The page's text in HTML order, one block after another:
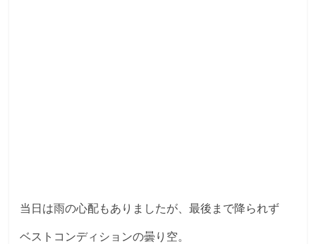
当日は雨の心配もありましたが、最後まで降られず
ベストコンディションの曇り空。